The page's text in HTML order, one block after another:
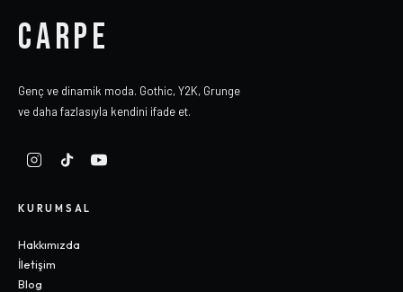
CARPE
Genç ve dinamik moda. Gothic, Y2K, Grunge
ve daha fazlasıyla kendini ifade et.
KURUMSAL
Hakkımızda
İletişim
Blog